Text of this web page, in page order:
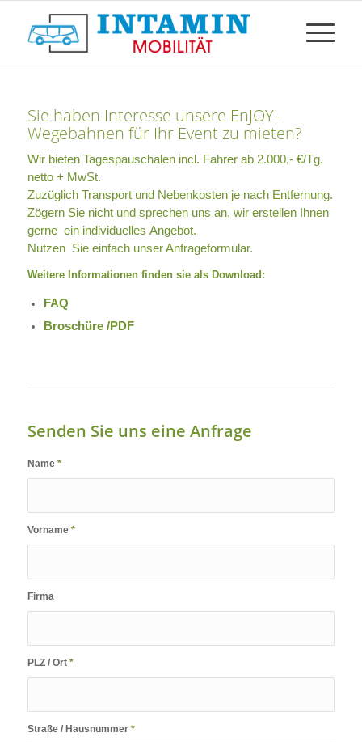
Sie haben Interesse unsere EnJOY-
Wegebahnen für Ihr Event zu mieten?
Wir bieten Tagespauschalen incl. Fahrer ab 2.000,- €/Tg.
netto + MwSt.
Zuzüglich Transport und Nebenkosten je nach Entfernung.
Zögern Sie nicht und sprechen uns an, wir erstellen Ihnen
gerne ein individuelles Angebot.
Nutzen Sie einfach unser Anfrageformular.
Weitere Informationen finden sie als Download:
FAQ
Broschüre /PDF
Senden Sie uns eine Anfrage
Name *
Vorname *
Firma
PLZ / Ort *
Straße / Hausnummer *